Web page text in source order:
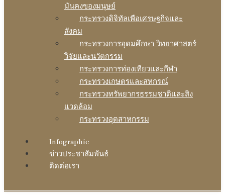
มันคงของมนุษย์
กระทรวงดิจิทัลเพือเศรษฐกิจและ
สังคม
กระทรวงการอุดมศึกษา วิทยาศาสตร์
วิจัยและนวัตกรรม
กระทรวงการท่องเทียวและกีฬา
กระทรวงเกษตรและสหกรณ์
กระทรวงทรัพยากรธรรมชาติและสิง
แวดล้อม
กระทรวงอุตสาหกรรม
Infographic
ข่าวประชาสัมพันธ์
ติดต่อเรา